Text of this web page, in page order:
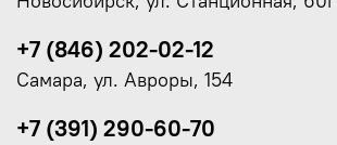
+7 (846) 202-02-12
Самара, ул. Авроры, 154
+7 (391) 290-60-70